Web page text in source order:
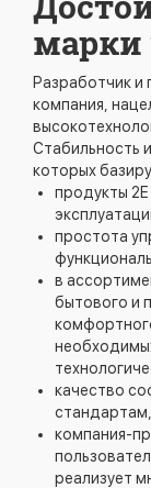
марки
Разработчик
компания,
Стабильность
которых
продукты
простота
в
бытового и
качество
компания-
реализует